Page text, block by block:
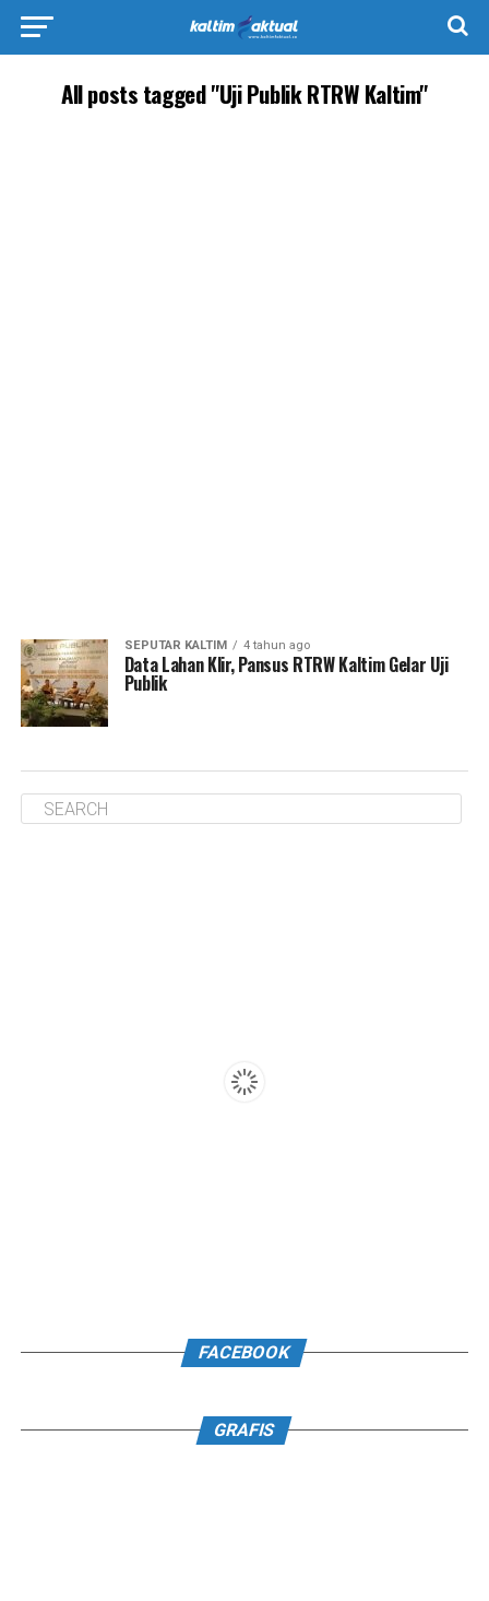
All posts tagged "Uji Publik RTRW Kaltim"
SEPUTAR KALTIM 4 tahun ago
Data Lahan Klir, Pansus RTRW Kaltim Gelar Uji
Publik
FACEBOOK
GRAFIS